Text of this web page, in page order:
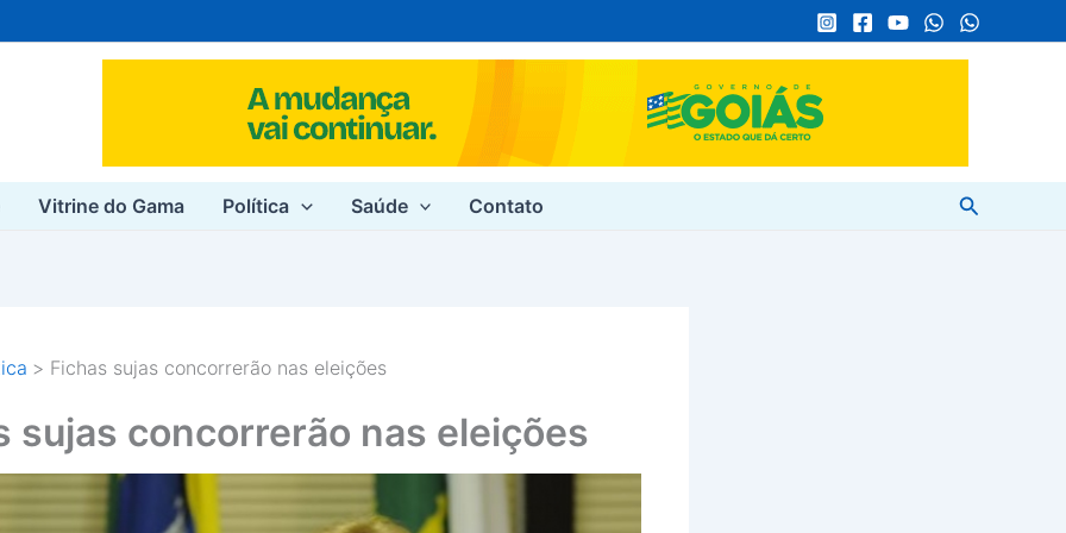
Vitrine do Gama Política Saúde Contato Pesquisar
Fichas sujas concorrerão nas eleições
sujas concorrerão nas eleições